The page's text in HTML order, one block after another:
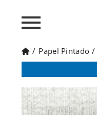
/ Papel Pintado /